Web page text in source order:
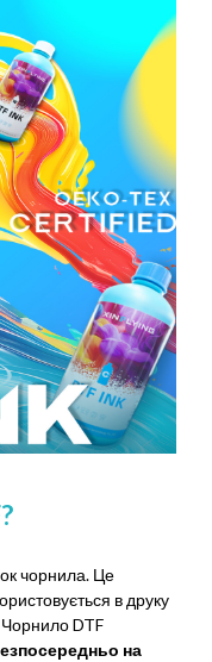
чорнила. Це
в друку
DTF
на